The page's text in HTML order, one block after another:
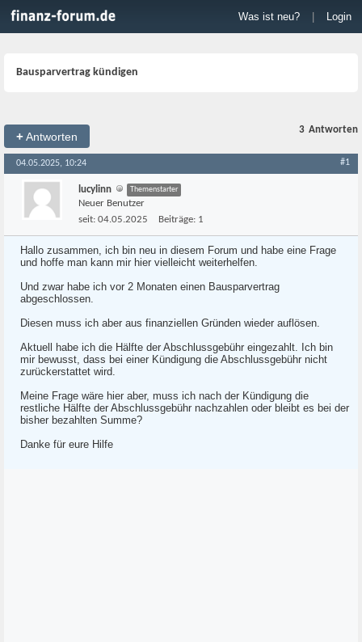
Was ist neu? Login
Bausparvertrag kündigen
+Antworten
3 Antworten
04.05.2025, 10:24 #1
lucylinn Themenstarter
Neuer Benutzer
seit: 04.05.2025 Beiträge: 1
Hallo zusammen, ich bin neu in diesem Forum und habe eine Frage
und hoffe man kann mir hier vielleicht weiterhelfen.
Und zwar habe ich vor 2 Monaten einen Bausparvertrag
abgeschlossen.
Diesen muss ich aber aus finanziellen Gründen wieder auflösen.
Aktuell habe ich die Hälfte der Abschlussgebühr eingezahlt. Ich bin
mir bewusst, dass bei einer Kündigung die Abschlussgebühr nicht
zurückerstattet wird.
Meine Frage wäre hier aber, muss ich nach der Kündigung die
restliche Hälfte der Abschlussgebühr nachzahlen oder bleibt es bei der
bisher bezahlten Summe?
Danke für eure Hilfe